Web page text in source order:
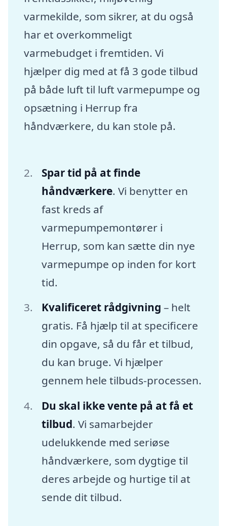
varmekilde, som sikrer, at du også
har et overkommeligt
varmebudget i fremtiden. Vi
hjælper dig med at få 3 gode tilbud
på både luft til luft varmepumpe og
opsætning i Herrup fra
håndværkere, du kan stole på.
Spar tid på at finde
håndværkere. Vi benytter en
fast kreds af
varmepumpemontører i
Herrup, som kan sætte din nye
varmepumpe op inden for kort
tid.
Kvalificeret rådgivning – helt
gratis. Få hjælp til at specificere
din opgave, så du får et tilbud,
du kan bruge. Vi hjælper
gennem hele tilbuds-processen.
Du skal ikke vente på at få et
tilbud. Vi samarbejder
udelukkende med seriøse
håndværkere, som dygtige til
deres arbejde og hurtige til at
sende dit tilbud.